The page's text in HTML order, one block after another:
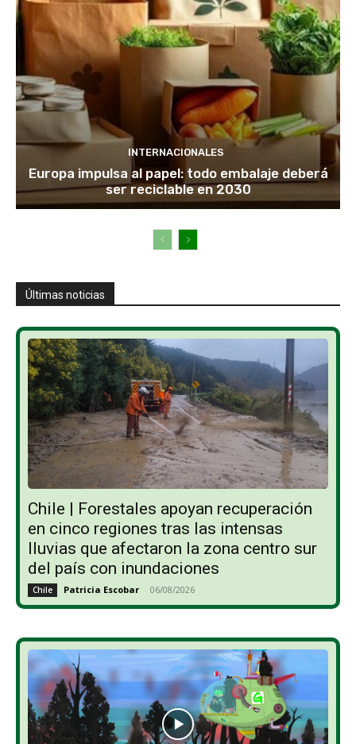
INTERNACIONALES
Europa impulsa al papel: todo embalaje deberá
ser reciclable en 2030
Últimas noticias
Chile | Forestales apoyan recuperación
en cinco regiones tras las intensas
lluvias que afectaron la zona centro sur
del país con inundaciones
Chile Patricia Escobar - 06/08/2026